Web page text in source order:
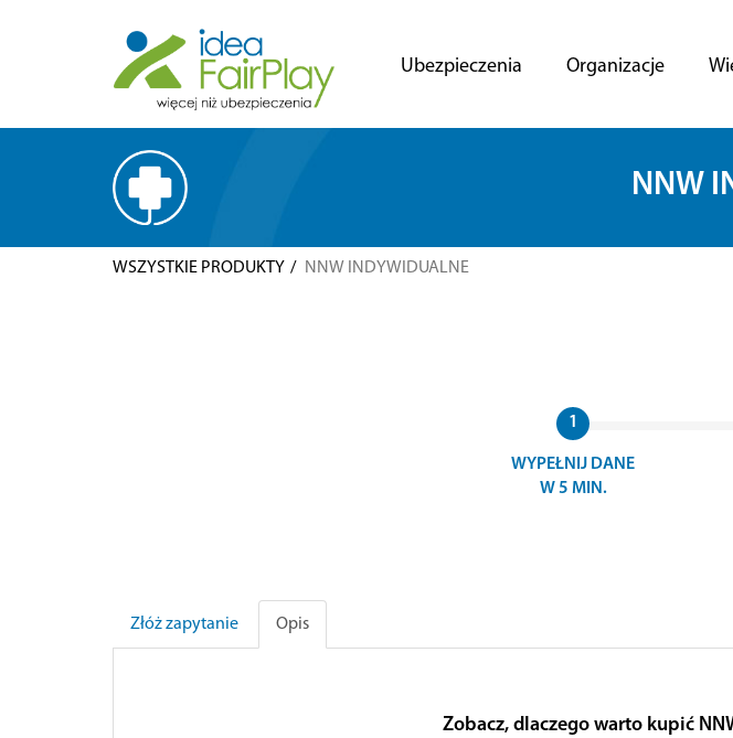
Ubezpieczenia Organizacje
NNW
WSZYSTKIE PRODUKTY NNW INDYWIDUALNE
1
WYPEŁNIJ DANE
W 5 MIN.
Złóż zapytanie Opis
Zobacz, dlaczego warto kupić